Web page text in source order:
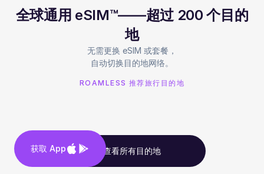
全球通用 eSIM™——超过 200 个目的
地
无需更换 eSIM 或套餐，
自动切换目的地网络。
ROAMLESS 推荐旅行目的地
查看所有目的地
获取 App